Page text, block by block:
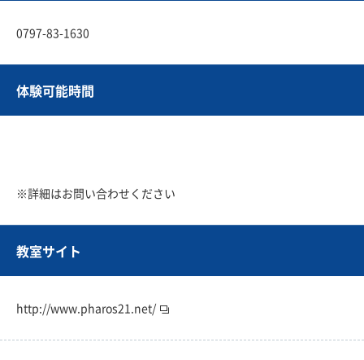
0797-83-1630
体験可能時間
※詳細はお問い合わせください
教室サイト
http://www.pharos21.net/